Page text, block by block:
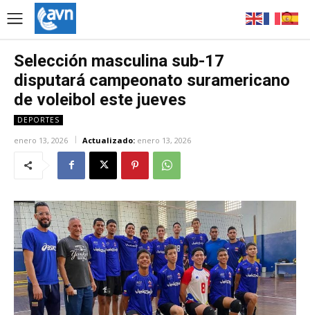
Selección masculina sub-17
disputará campeonato suramericano
de voleibol este jueves
DEPORTES
enero 13, 2026 Actualizado: enero 13, 2026